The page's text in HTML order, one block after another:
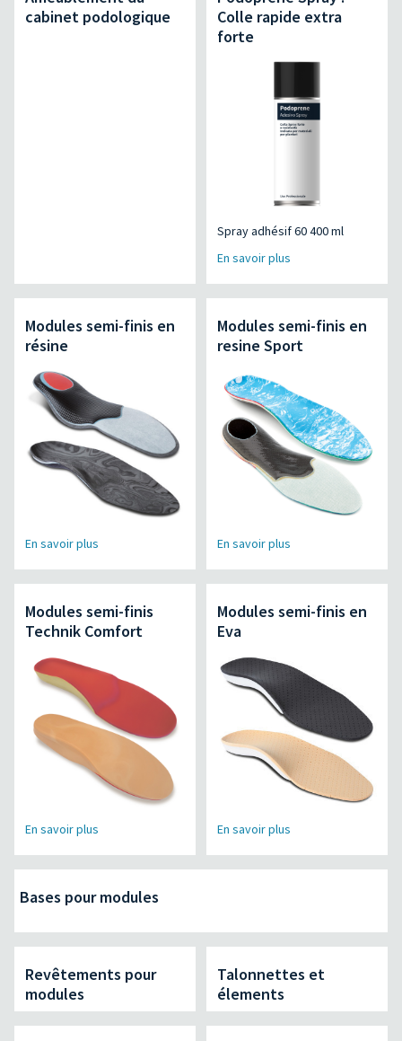
cabinet podologique
Colle rapide extra
forte
Spray adhésif 60 400 ml
En savoir plus
Modules semi-finis en
résine
En savoir plus
Modules semi-finis en
resine Sport
En savoir plus
Modules semi-finis
Technik Comfort
En savoir plus
Modules semi-finis en
Eva
En savoir plus
Bases pour modules
Revêtements pour
modules
Talonnettes et
élements